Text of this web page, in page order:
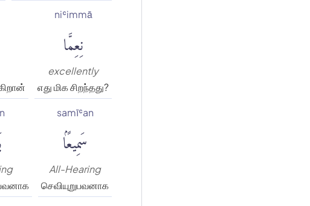
niʿimmā
نِعِمَّا
excellently
எது மிக சிறந்தது?
samīʿan
سَمِيعًۢا
All-Hearing
செவியுறுபவனாக